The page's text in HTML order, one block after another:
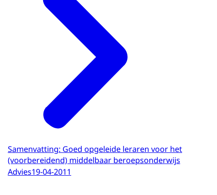
Samenvatting: Goed opgeleide leraren voor het
(voorbereidend) middelbaar beroepsonderwijs
Advies19-04-2011